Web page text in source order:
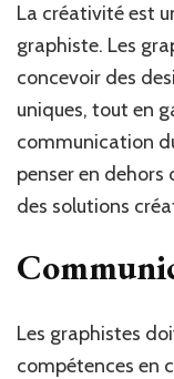
La créativité est
graphiste. Les
concevoir des
uniques, tout en
communication
penser en
des solutions
Les graphistes
compétences en